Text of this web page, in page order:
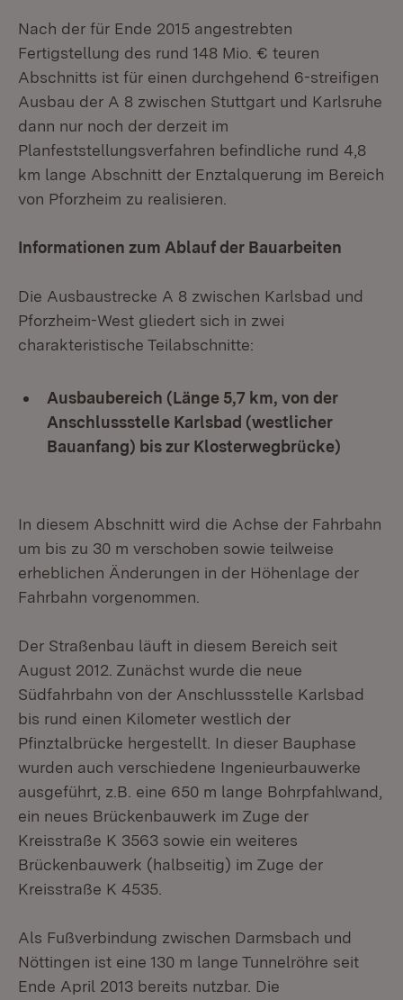
Nach der für Ende 2015 angestrebten
Fertigstellung des rund 148 Mio. € teuren
Abschnitts ist für einen durchgehend 6-streifigen
Ausbau der A 8 zwischen Stuttgart und Karlsruhe
dann nur noch der derzeit im
Planfeststellungsverfahren befindliche rund 4,8
km lange Abschnitt der Enztalquerung im Bereich
von Pforzheim zu realisieren.
Informationen zum Ablauf der Bauarbeiten
Die Ausbaustrecke A 8 zwischen Karlsbad und
Pforzheim-West gliedert sich in zwei
charakteristische Teilabschnitte:
Ausbaubereich (Länge 5,7 km, von der
Anschlussstelle Karlsbad (westlicher
Bauanfang) bis zur Klosterwegbrücke)
In diesem Abschnitt wird die Achse der Fahrbahn
um bis zu 30 m verschoben sowie teilweise
erheblichen Änderungen in der Höhenlage der
Fahrbahn vorgenommen.
Der Straßenbau läuft in diesem Bereich seit
August 2012. Zunächst wurde die neue
Südfahrbahn von der Anschlussstelle Karlsbad
bis rund einen Kilometer westlich der
Pfinztalbrücke hergestellt. In dieser Bauphase
wurden auch verschiedene Ingenieurbauwerke
ausgeführt, z.B. eine 650 m lange Bohrpfahlwand,
ein neues Brückenbauwerk im Zuge der
Kreisstraße K 3563 sowie ein weiteres
Brückenbauwerk (halbseitig) im Zuge der
Kreisstraße K 4535.
Als Fußverbindung zwischen Darmsbach und
Nöttingen ist eine 130 m lange Tunnelröhre seit
Ende April 2013 bereits nutzbar. Die